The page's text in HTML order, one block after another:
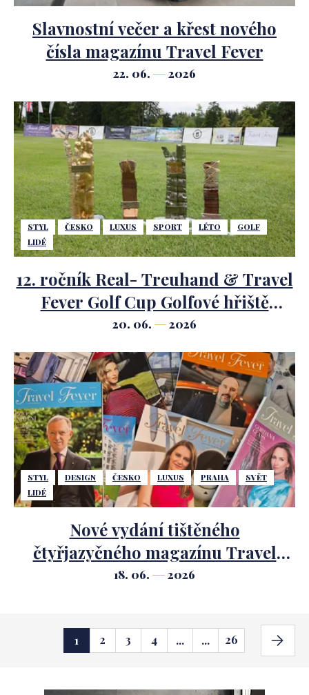
Slavnostní večer a křest nového
čísla magazínu Travel Fever
22. 06. 2026
STYL ČESKO LUXUS SPORT LÉTO
GOLF
LIDÉ
12. ročník Real- Treuhand & Travel
Fever Golf Cup Golfové hřiště
Mariánské Lázně.
20. 06. 2026
STYL DESIGN ČESKO LUXUS PRAHA
SVĚT
LIDÉ
Nové vydání tištěného
čtyřjazyčného magazínu Travel
Fever.
18. 06. 2026
1 2 3 4 ... ... 26